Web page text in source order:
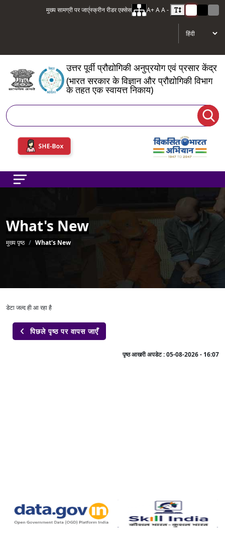
मुख्य सामग्री पर जाएंस्क्रीन रीडर एक्सेस A+AA -
उत्तर पूर्वी प्रौद्योगिकी अनुप्रयोग एवं प्रसार केंद्र
(भारत सरकार के विज्ञान और प्रौद्योगिकी विभाग
के तहत एक स्वायत्त निकाय)
खोज
What's New
पग चिन्ह
मुख्य पृष्ठ What's New
डेटा जल्द ही आ रहा है
 पिछले पृष्ठ पर वापस जाएँ
पृष्ठ आखरी अपडेट :05-08-2026 - 16:07